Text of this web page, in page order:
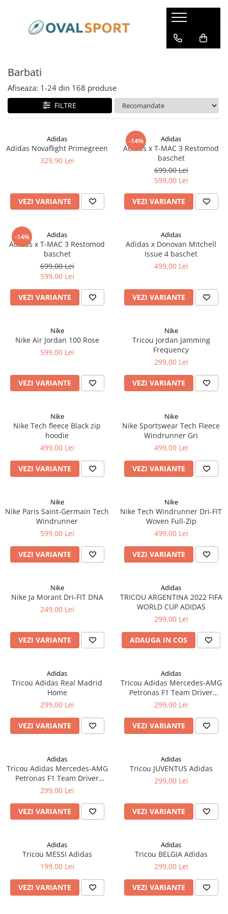
Femei
Incaltaminte
Barbati
Incaltaminte
Barbati
Afiseaza: 1-24 din 168 produse
FILTRE
Adidas
Adidas Novaflight Primegreen
329,90 Lei
VEZI VARIANTE
-14% Adidas
Adidas x T-MAC 3 Restomod
baschet
699,00 Lei
599,00 Lei
VEZI VARIANTE
-14% Adidas
Adidas x T-MAC 3 Restomod
baschet
699,00 Lei
599,00 Lei
VEZI VARIANTE
Adidas
Adidas x Donovan Mitchell
Issue 4 baschet
499,00 Lei
VEZI VARIANTE
Nike
Nike Air Jordan 100 Rose
599,00 Lei
VEZI VARIANTE
Nike
Tricou Jordan Jamming
Frequency
299,00 Lei
VEZI VARIANTE
Nike
Nike Tech fleece Black zip
hoodie
499,00 Lei
VEZI VARIANTE
Nike
Nike Sportswear Tech Fleece
Windrunner Gri
499,00 Lei
VEZI VARIANTE
Nike
Nike Paris Saint-Germain Tech
Windrunner
599,00 Lei
VEZI VARIANTE
Nike
Nike Tech Windrunner Dri-FIT
Woven Full-Zip
499,00 Lei
VEZI VARIANTE
Nike
Nike Ja Morant Dri-FIT DNA
249,00 Lei
VEZI VARIANTE
Adidas
TRICOU ARGENTINA 2022 FIFA
WORLD CUP ADIDAS
299,00 Lei
ADAUGA IN COS
Adidas
Tricou Adidas Real Madrid
Home
299,00 Lei
VEZI VARIANTE
Adidas
Tricou Adidas Mercedes-AMG
Petronas F1 Team Driver
Jersey
299,00 Lei
VEZI VARIANTE
Adidas
Tricou Adidas Mercedes-AMG
Petronas F1 Team Driver
Jersey
299,00 Lei
VEZI VARIANTE
Adidas
Tricou JUVENTUS Adidas
299,00 Lei
VEZI VARIANTE
Adidas
Tricou MESSI Adidas
199,00 Lei
VEZI VARIANTE
Adidas
Tricou BELGIA Adidas
299,00 Lei
VEZI VARIANTE